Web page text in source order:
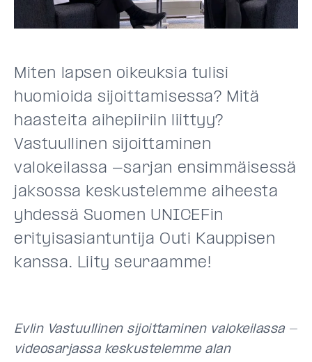
Miten lapsen oikeuksia tulisi
huomioida sijoittamisessa? Mitä
haasteita aihepiiriin liittyy?
Vastuullinen sijoittaminen
valokeilassa -sarjan ensimmäisessä
jaksossa keskustelemme aiheesta
yhdessä Suomen UNICEFin
erityisasiantuntija Outi Kauppisen
kanssa. Liity seuraamme!
Evlin Vastuullinen sijoittaminen valokeilassa -
videosarjassa keskustelemme alan